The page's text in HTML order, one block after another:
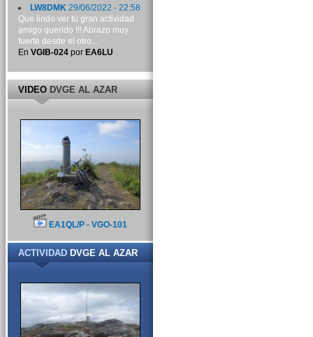
LW8DMK29/06/2022 - 22:58
Que lindo ver tu gran actividad
amigo querido !!! Abrazo muy
fuerte desde el otro...
En VGIB-024por EA6LU
VIDEODVGE AL AZAR
EA1QL/P - VGO-101
ACTIVIDADDVGE AL AZAR